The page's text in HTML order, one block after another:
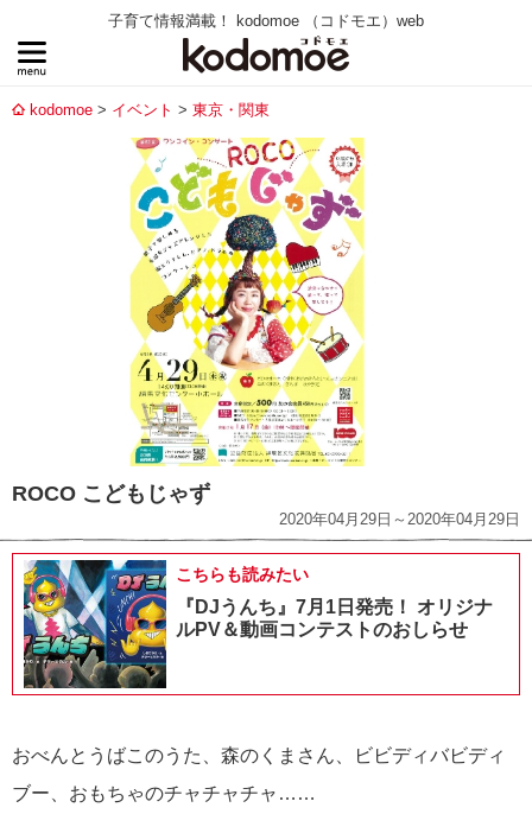
子育て情報満載！ kodomoe （コドモエ）web
kodomoe イベント 東京・関東
ROCO こどもじゃず
2020年04月29日～2020年04月29日
こちらも読みたい
『DJうんち』7月1日発売！ オリジナ
ルPV＆動画コンテストのおしらせ
おべんとうばこのうた、森のくまさん、ビビディバビディ
ブー、おもちゃのチャチャチャ……